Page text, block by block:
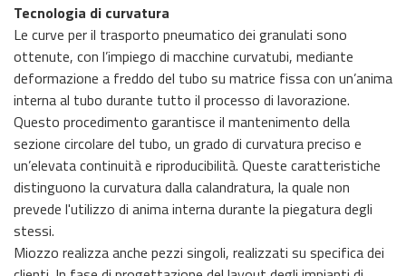
Tecnologia di curvatura
Le curve per il trasporto pneumatico dei granulati sono
ottenute, con l’impiego di macchine curvatubi, mediante
deformazione a freddo del tubo su matrice fissa con un’anima
interna al tubo durante tutto il processo di lavorazione.
Questo procedimento garantisce il mantenimento della
sezione circolare del tubo, un grado di curvatura preciso e
un’elevata continuità e riproducibilità. Queste caratteristiche
distinguono la curvatura dalla calandratura, la quale non
prevede l'utilizzo di anima interna durante la piegatura degli
stessi.
Miozzo realizza anche pezzi singoli, realizzati su specifica dei